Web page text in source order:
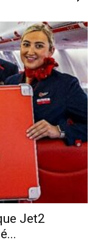
Jet2